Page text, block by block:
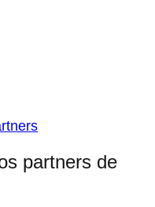
partners de